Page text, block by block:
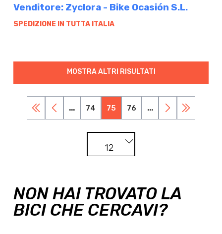
Venditore: Zyclora - Bike Ocasión S.L.
SPEDIZIONE IN TUTTA ITALIA
MOSTRA ALTRI RISULTATI
... 74 75 76 ...
12
NON HAI TROVATO LA
BICI CHE CERCAVI?